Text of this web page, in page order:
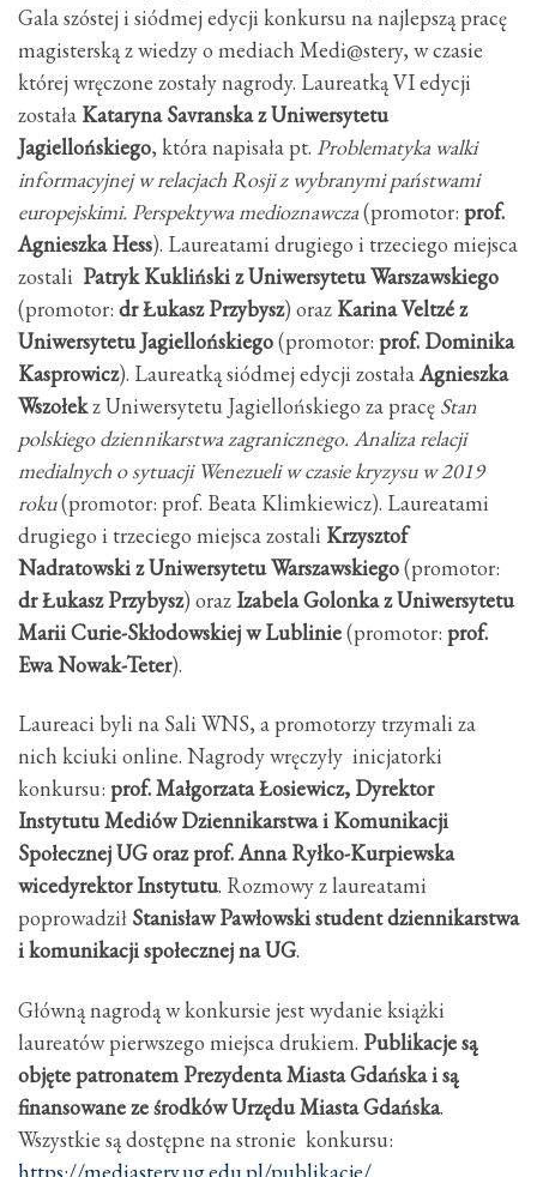
Gala szóstej i siódmej edycji konkursu na najlepszą pracę
magisterską z wiedzy o mediach Medi@stery, w czasie
której wręczone zostały nagrody. Laureatką VI edycji
została Kataryna Savranska z Uniwersytetu
Jagiellońskiego, która napisała pt. Problematyka walki
informacyjnej w relacjach Rosji z wybranymi państwami
europejskimi. Perspektywa medioznawcza(promotor: prof.
Agnieszka Hess). Laureatami drugiego i trzeciego miejsca
zostali Patryk Kukliński z Uniwersytetu Warszawskiego
(promotor: dr Łukasz Przybysz) oraz Karina Veltzé z
Uniwersytetu Jagiellońskiego(promotor: prof. Dominika
Kasprowicz). Laureatką siódmej edycji zostałaAgnieszka
Wszołekz Uniwersytetu Jagiellońskiego za pracę Stan
polskiego dziennikarstwa zagranicznego. Analiza relacji
medialnych o sytuacji Wenezueli w czasie kryzysu w 2019
roku(promotor: prof. Beata Klimkiewicz). Laureatami
drugiego i trzeciego miejsca zostali Krzysztof
Nadratowski z Uniwersytetu Warszawskiego(promotor:
dr Łukasz Przybysz) oraz Izabela Golonka z Uniwersytetu
Marii Curie-Skłodowskiej w Lublinie(promotor: prof.
Ewa Nowak-Teter).
Laureaci byli na Sali WNS, a promotorzy trzymali za
nich kciuki online. Nagrody wręczyły inicjatorki
konkursu: prof. Małgorzata Łosiewicz, Dyrektor
Instytutu Mediów Dziennikarstwa i Komunikacji
Społecznej UG oraz prof. Anna Ryłko-Kurpiewska
wicedyrektor Instytutu. Rozmowy z laureatami
poprowadził Stanisław Pawłowski student dziennikarstwa
i komunikacji społecznej na UG.
Główną nagrodą w konkursie jest wydanie książki
laureatów pierwszego miejsca drukiem. Publikacje są
objęte patronatem Prezydenta Miasta Gdańska i są
finansowane ze środków Urzędu Miasta Gdańska.
Wszystkie są dostępne na stronie konkursu:
https://mediastery.ug.edu.pl/publikacje/